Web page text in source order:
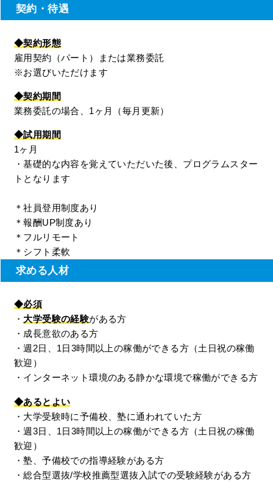
契約・待遇
◆契約形態
雇用契約（パート）または業務委託
※お選びいただけます
◆契約期間
業務委託の場合、1ヶ月（毎月更新）
◆試用期間
1ヶ月
・基礎的な内容を覚えていただいた後、プログラムスター
トとなります
＊社員登用制度あり
＊報酬UP制度あり
＊フルリモート
＊シフト柔軟
求める人材
◆必須
・大学受験の経験がある方
・成長意欲のある方
・週2日、1日3時間以上の稼働ができる方（土日祝の稼働
歓迎）
・インターネット環境のある静かな環境で稼働ができる方
◆あるとよい
・大学受験時に予備校、塾に通われていた方
・週3日、1日3時間以上の稼働ができる方（土日祝の稼働
歓迎）
・塾、予備校での指導経験がある方
・総合型選抜/学校推薦型選抜入試での受験経験がある方